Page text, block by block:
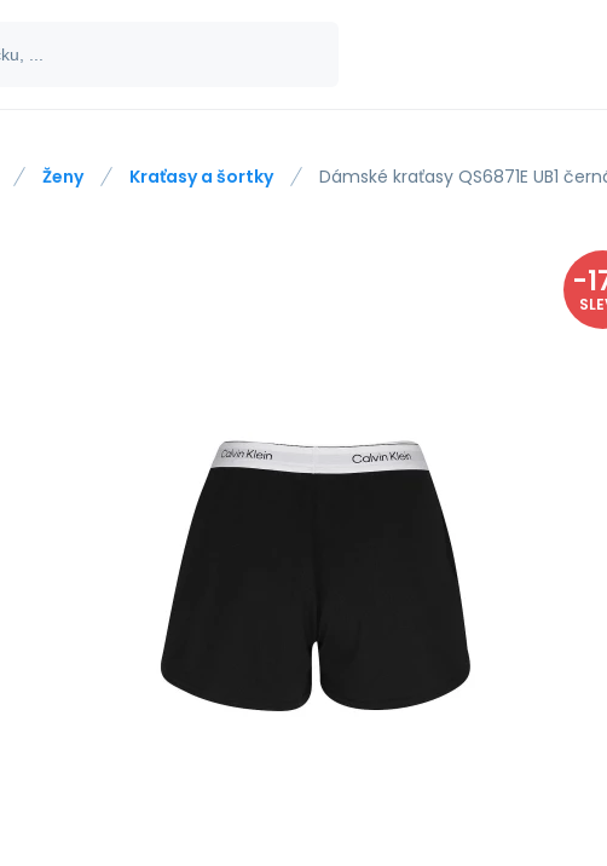
Ženy Kraťasy a šortky Dámské kraťasy QS6871E UB1
-